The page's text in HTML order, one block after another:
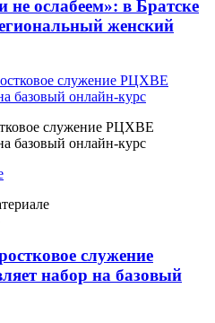
не ослабеем»: в Братске
женский
служение РЦХВЕ
базовый онлайн-курс
служение
набор на базовый